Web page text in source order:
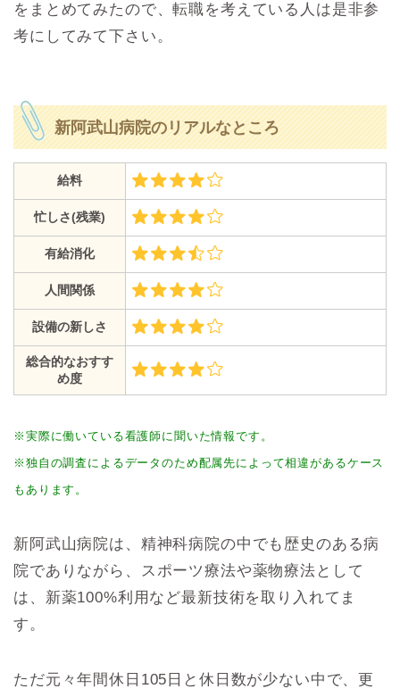
をまとめてみたので、転職を考えている人は是非参
考にしてみて下さい。
新阿武山病院のリアルなところ
給料
忙しさ(残業)
有給消化
人間関係
設備の新しさ
総合的なおすす
め度
※実際に働いている看護師に聞いた情報です。
※独自の調査によるデータのため配属先によって相違があるケース
もあります。
新阿武山病院は、精神科病院の中でも歴史のある病
院でありながら、スポーツ療法や薬物療法として
は、新薬100%利用など最新技術を取り入れてま
す。
ただ元々年間休日105日と休日数が少ない中で、更